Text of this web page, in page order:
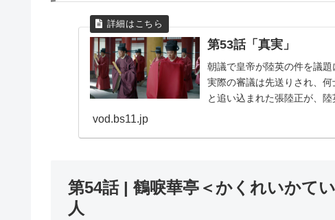
第53話「真実」
朝議で皇帝が陸英の件を議題
実際の審議は先送りされ、
と追い込まれた張陸正が、
vod.bs11.jp
第54話 | 鶴唳華亭＜かくれいかて
人